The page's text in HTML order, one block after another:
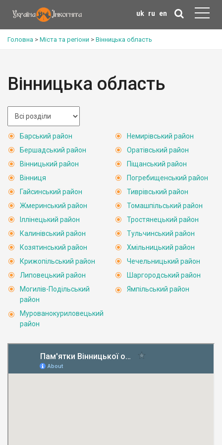
uk ru en
Головна > Міста та регіони > Вінницька область
Вінницька область
Барський район
Бершадський район
Вінницький район
Вінниця
Гайсинський район
Жмеринський район
Іллінецький район
Калинівський район
Козятинський район
Крижопільський район
Липовецький район
Могилів-Подільський
район
Мурованокуриловецький
район
Немирівський район
Оратівський район
Піщанський район
Погребищенський район
Тиврівський район
Томашпільський район
Тростянецький район
Тульчинський район
Хмільницький район
Чечельницький район
Шаргородський район
Ямпільський район